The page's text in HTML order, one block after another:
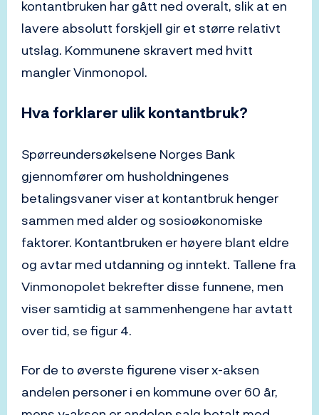
kontantbruken har gått ned overalt, slik at en
lavere absolutt forskjell gir et større relativt
utslag. Kommunene skravert med hvitt
mangler Vinmonopol.
Hva forklarer ulik kontantbruk?
Spørreundersøkelsene Norges Bank
gjennomfører om husholdningenes
betalingsvaner viser at kontantbruk henger
sammen med alder og sosioøkonomiske
faktorer. Kontantbruken er høyere blant eldre
og avtar med utdanning og inntekt. Tallene fra
Vinmonopolet bekrefter disse funnene, men
viser samtidig at sammenhengene har avtatt
over tid, se figur 4.
For de to øverste figurene viser x-aksen
andelen personer i en kommune over 60 år,